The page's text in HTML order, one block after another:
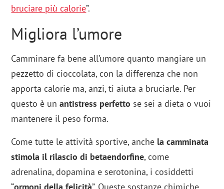
bruciare più calorie”.
Migliora l’umore
Camminare fa bene all’umore quanto mangiare un
pezzetto di cioccolata, con la differenza che non
apporta calorie ma, anzi, ti aiuta a bruciarle. Per
questo è unantistress perfetto se sei a dieta o vuoi
mantenere il peso forma.
Come tutte le attività sportive, anche la camminata
stimola il rilascio di betaendorfine, come
adrenalina, dopamina e serotonina, i cosiddetti